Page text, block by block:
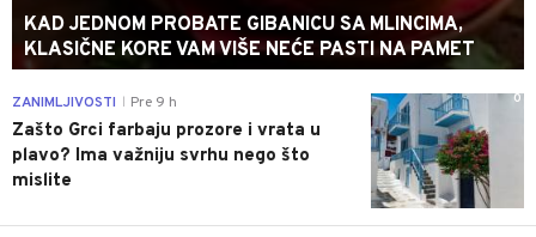
KAD JEDNOM PROBATE GIBANICU SA MLINCIMA,
KLASIČNE KORE VAM VIŠE NEĆE PASTI NA PAMET
0
ZANIMLJIVOSTI Pre 9 h
Zašto Grci farbaju prozore i vrata u
plavo? Ima važniju svrhu nego što
mislite